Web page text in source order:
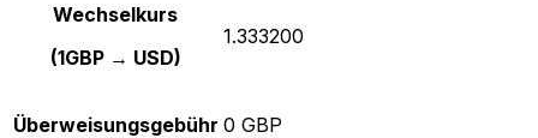
Wechselkurs
(1GBP → USD)
1.333200
Überweisungsgebühr 0 GBP